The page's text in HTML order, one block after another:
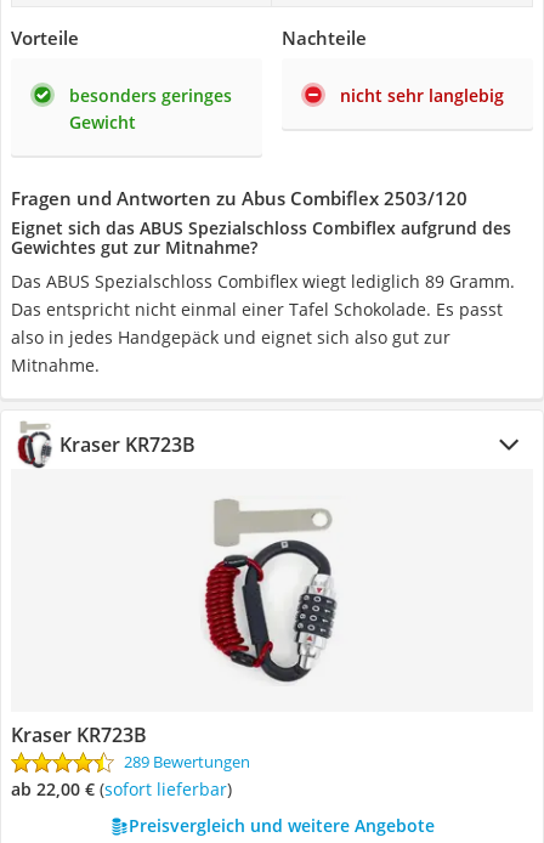
Vorteile
besonders geringes
Gewicht
Nachteile
nicht sehr langlebig
Fragen und Antworten zu Abus Combiflex 2503/120
Eignet sich das ABUS Spezialschloss Combiflex aufgrund des
Gewichtes gut zur Mitnahme?
Das ABUS Spezialschloss Combiflex wiegt lediglich 89 Gramm.
Das entspricht nicht einmal einer Tafel Schokolade. Es passt
also in jedes Handgepäck und eignet sich also gut zur
Mitnahme.
Kraser KR723B
Kraser KR723B
289 Bewertungen
ab 22,00 € ( Sofort lieferbar)
Preisvergleich und weitere Angebote